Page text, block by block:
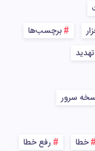
برچسب‌ها
تهدید
خطا
رفع خطا